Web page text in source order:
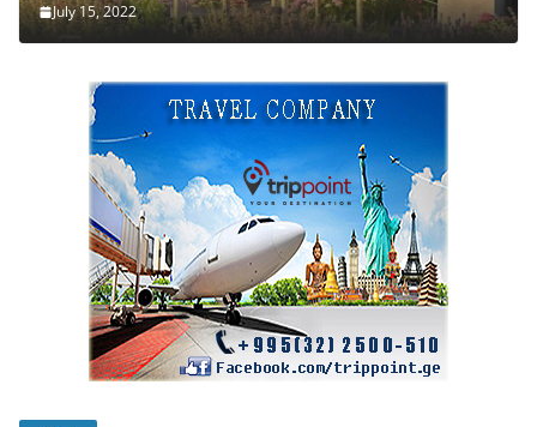
July 15, 2022